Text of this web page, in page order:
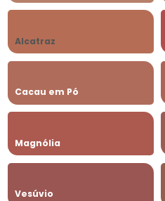
Alcatraz
Cacau em Pó
Magnólia
Vesúvio